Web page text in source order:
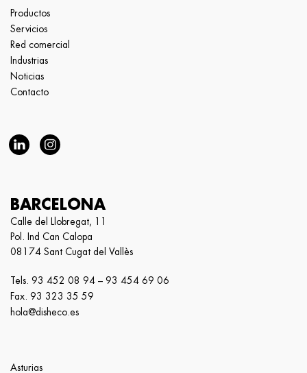
Productos
Servicios
Red comercial
Industrias
Noticias
Contacto
BARCELONA
Calle del Llobregat, 11
Pol. Ind Can Calopa
08174 Sant Cugat del Vallès
Tels. 93 452 08 94 – 93 454 69 06
Fax. 93 323 35 59
hola@disheco.es
Asturias